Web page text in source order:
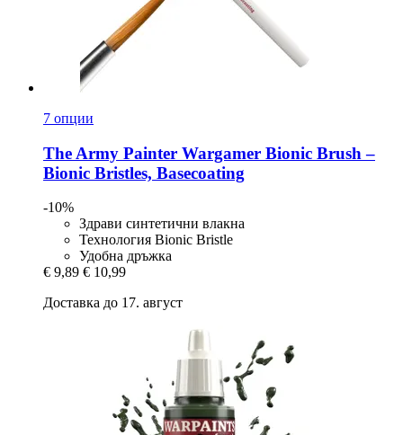
7 опции
The Army Painter Wargamer Bionic Brush –
Bionic Bristles, Basecoating
-10%
Здрави синтетични влакна
Технология Bionic Bristle
Удобна дръжка
€ 9,89 € 10,99
Доставка до 17. август